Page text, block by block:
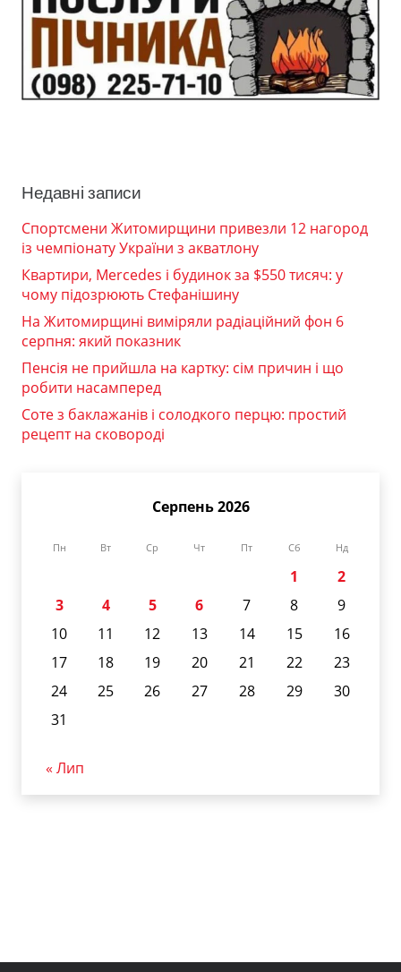
Недавні записи
Спортсмени Житомирщини привезли 12 нагород
із чемпіонату України з акватлону
Квартири, Mercedes і будинок за $550 тисяч: у
чому підозрюють Стефанішину
На Житомирщині виміряли радіаційний фон 6
серпня: який показник
Пенсія не прийшла на картку: сім причин і що
робити насамперед
Соте з баклажанів і солодкого перцю: простий
рецепт на сковороді
Серпень 2026
Пн Вт Ср Чт Пт Сб Нд
1
2
3
4 5 6 7 8
9
10
11 12 13 14 15
16
17
18 19 20 21 22
23
24
25 26 27 28 29
30
31
« Лип